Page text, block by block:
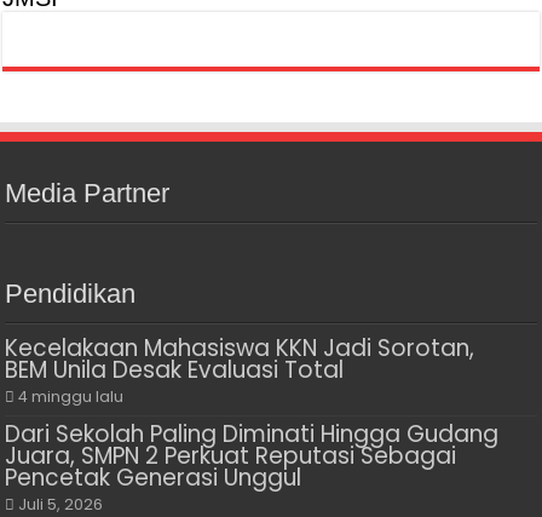
Media Partner
Pendidikan
Kecelakaan Mahasiswa KKN Jadi Sorotan,
BEM Unila Desak Evaluasi Total
4 minggu lalu
Dari Sekolah Paling Diminati Hingga Gudang
Juara, SMPN 2 Perkuat Reputasi Sebagai
Pencetak Generasi Unggul
Juli 5, 2026